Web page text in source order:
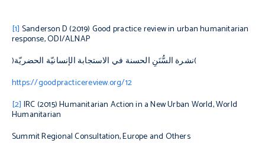
[1] Sanderson D (2019) Good practice review in urban humanitarian
response, ODI/ALNAP
(نشرة السُّنَنِ الحسنة في الاستجابة الإنسانيّة الحضريّة)
https://goodpracticereview.org/12
[2] IRC (2015)Humanitarian Action in a New Urban World, World
Humanitarian
Summit Regional Consultation, Europe and Others